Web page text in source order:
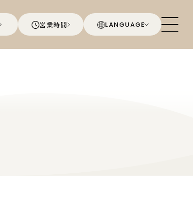
営業時間 LANGUAGE